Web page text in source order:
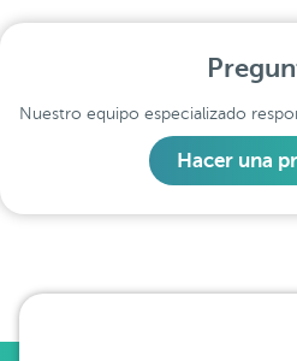
Nuestro equipo especializado
Hacer una